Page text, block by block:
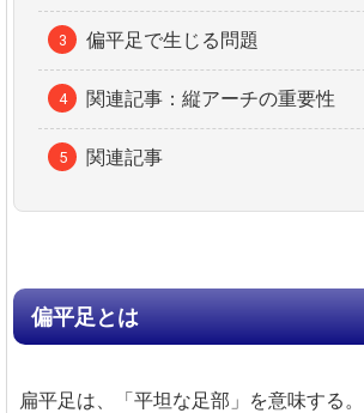
偏平足で生じる問題
関連記事：縦アーチの重要性
関連記事
偏平足とは
扁平足は、「平坦な足部」を意味する。